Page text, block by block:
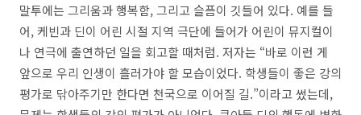
말투에는 그리움과 행복함, 그리고 슬픔이 깃들어 있다. 예를 들
어, 케빈과 딘이 어린 시절 지역 극단에 들어가 어린이 뮤지컬이
나 연극에 출연하던 일을 회고할 때처럼. 저자는 “바로 이런 게
앞으로 우리 인생이 흘러가야 할 모습이었다. 학생들이 좋은 강의
평가로 닦아주기만 한다면 천국으로 이어질 길.”이라고 썼는데,